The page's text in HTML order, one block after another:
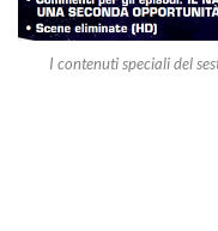
I contenuti speciali del